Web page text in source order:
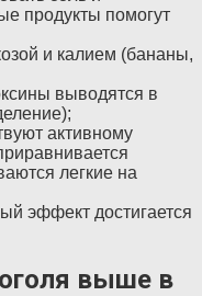
продукты помогут
и калием (бананы,
выводятся в
активному
легкие на
эффект достигается
выше в